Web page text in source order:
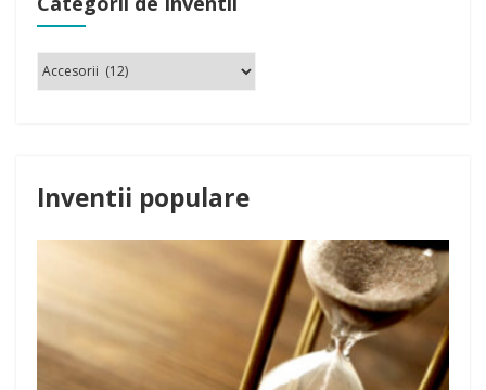
Inventii populare